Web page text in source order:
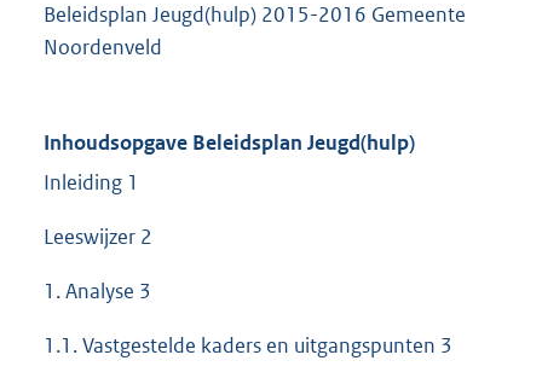
Beleidsplan Jeugd(hulp) 2015-2016 Gemeente
Noordenveld
Inhoudsopgave Beleidsplan Jeugd(hulp)
Inleiding 1
Leeswijzer 2
1. Analyse 3
1.1. Vastgestelde kaders en uitgangspunten 3